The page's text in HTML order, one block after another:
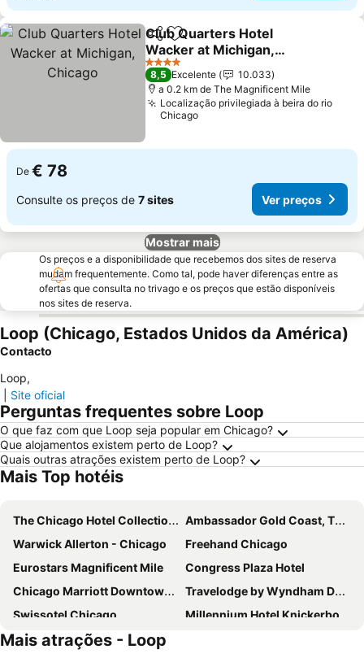
PartilharAdicionar aos favoritos
Club Quarters Hotel
Wacker at Michigan,
Chicago
Ver preços
4 Estrelas
8,5 Excelente
10.033
a 0.2 km de The Magnificent Mile
Localização privilegiada à beira do rio
Chicago
De € 78
Consulte os preços de 7 sites Ver preços
Mostrar mais
Os preços e a disponibilidade que recebemos dos sites de reserva
mudam frequentemente. Como tal, pode haver diferenças entre as
ofertas que consulta no trivago e os preços que estão disponíveis
nos sites de reserva.
Loop (Chicago, Estados Unidos da América)
Contacto
Loop,
Site oficial
Perguntas frequentes sobre Loop
O que faz com que Loop seja popular em Chicago?
Que alojamentos existem perto de Loop?
Quais outras atrações existem perto de Loop?
Mais Top hotéis
The Chicago Hotel Collection Magnificent Mile
Ambassador Gold Coast, The Chicago Hotel Collection
Warwick Allerton - Chicago
Freehand Chicago
Eurostars Magnificent Mile
Congress Plaza Hotel
Chicago Marriott Downtown Magnificent Mile
Travelodge by Wyndham Downtown Chicago
Swissotel Chicago
Millennium Hotel Knickerbocker Chicago
The Wade
Mais atrações - Loop